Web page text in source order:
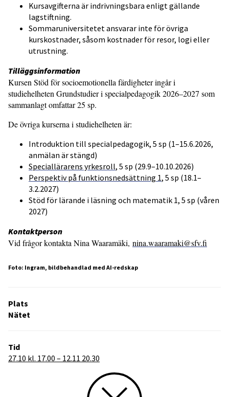
Kursavgifterna är indrivningsbara enligt gällande
lagstiftning.
Sommaruniversitetet ansvarar inte för övriga
kurskostnader, såsom kostnader för resor, logi eller
utrustning.
Tilläggsinformation
Kursen Stöd för socioemotionella färdigheter ingår i
studiehelheten Grundstudier i specialpedagogik 2026–2027 som
sammanlagt omfattar 25 sp.
De övriga kurserna i studiehelheten är:
Introduktion till specialpedagogik, 5 sp (1–15.6.2026,
anmälan är stängd)
Speciallärarens yrkesroll, 5 sp (29.9–10.10.2026)
Perspektiv på funktionsnedsättning 1, 5 sp (18.1–
3.2.2027)
Stöd för lärande i läsning och matematik 1, 5 sp (våren
2027)
Kontaktperson
Vid frågor kontakta Nina Waaramäki, nina.waaramaki@sfv.fi
Foto: Ingram, bildbehandlad med AI-redskap
Plats
Nätet
Tid
27.10 kl. 17.00 – 12.11 20.30